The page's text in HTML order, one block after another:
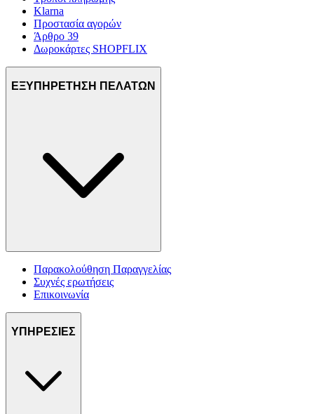
Klarna
Προστασία αγορών
Άρθρο 39
Δωροκάρτες SHOPFLIX
ΕΞΥΠΗΡΕΤΗΣΗ ΠΕΛΑΤΩΝ
Παρακολούθηση Παραγγελίας
Συχνές ερωτήσεις
Επικοινωνία
ΥΠΗΡΕΣΙΕΣ